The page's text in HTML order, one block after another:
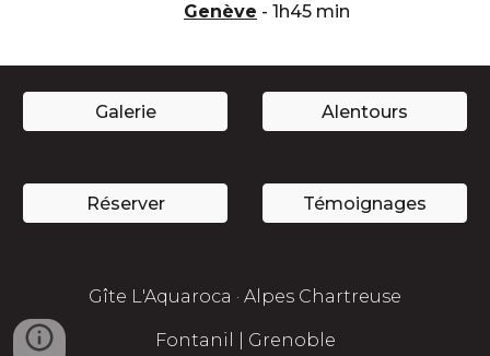
Genève - 1h45 min
Galerie Alentours
Réserver Témoignages
Gîte L'Aquaroca · Alpes Chartreuse
Fontanil | Grenoble